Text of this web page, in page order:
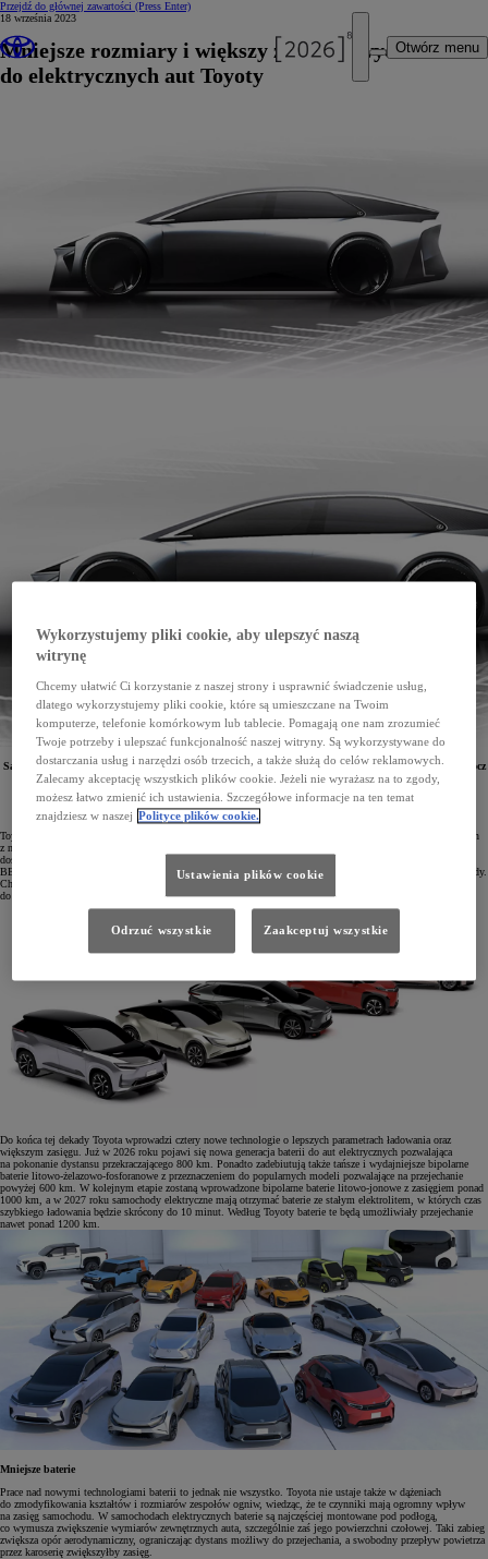
Przejdź do głównej zawartości (Press Enter)
Otwórz menu
18 września 2023
Mniejsze rozmiary i większy zasięg nowych baterii
do elektrycznych aut Toyoty
Samochody hybrydowe i elektryczne Toyoty już w 2026 roku otrzymają nową generację baterii. Oprócz
prac nad zupełnie nowymi typami baterii koncern skupia się także nad ich rozmiarami, które
Toyota zapowiada, że do 2030 roku zamierza wyprodukować 3,5 mln samochodów elektrycznych. Aż 1,7 mln
z nich powstanie w rewolucyjnej fabryce BEV Factory stosującej innowacyjne procesy produkcyjne. Aby
dostępność aut elektrycznych była jak najwyższa, potrzebne są baterie nowej generacji, co potwierdza prezes
BEV Factory Takero Kato: „Będziemy oferować różne technologie baterii, tak jak teraz oferujemy różne napędy.
Chcemy dostosować rodzaj akumulatora trakcyjnego do typu samochodu oraz jego zastosowania, a także
do potrzeb naszych klientów.”
Do końca tej dekady Toyota wprowadzi cztery nowe technologie o lepszych parametrach ładowania oraz
większym zasięgu. Już w 2026 roku pojawi się nowa generacja baterii do aut elektrycznych pozwalająca
na pokonanie dystansu przekraczającego 800 km. Ponadto zadebiutują także tańsze i wydajniejsze bipolarne
baterie litowo-żelazowo-fosforanowe z przeznaczeniem do popularnych modeli pozwalające na przejechanie
powyżej 600 km. W kolejnym etapie zostaną wprowadzone bipolarne baterie litowo-jonowe z zasięgiem ponad
1000 km, a w 2027 roku samochody elektryczne mają otrzymać baterie ze stałym elektrolitem, w których czas
szybkiego ładowania będzie skrócony do 10 minut. Według Toyoty baterie te będą umożliwiały przejechanie
nawet ponad 1200 km.
Mniejsze baterie
Prace nad nowymi technologiami baterii to jednak nie wszystko. Toyota nie ustaje także w dążeniach
do zmodyfikowania kształtów i rozmiarów zespołów ogniw, wiedząc, że te czynniki mają ogromny wpływ
na zasięg samochodu. W samochodach elektrycznych baterie są najczęściej montowane pod podłogą,
co wymusza zwiększenie wymiarów zewnętrznych auta, szczególnie zaś jego powierzchni czołowej. Taki zabieg
zwiększa opór aerodynamiczny, ograniczając dystans możliwy do przejechania, a swobodny przepływ powietrza
przez karoserię zwiększyłby zasięg.
Wykorzystujemy pliki cookie, aby ulepszyć naszą
witrynę
Chcemy ułatwić Ci korzystanie z naszej strony i usprawnić świadczenie usług,
dlatego wykorzystujemy pliki cookie, które są umieszczane na Twoim
komputerze, telefonie komórkowym lub tablecie. Pomagają one nam zrozumieć
Twoje potrzeby i ulepszać funkcjonalność naszej witryny. Są wykorzystywane do
dostarczania usług i narzędzi osób trzecich, a także służą do celów reklamowych.
Zalecamy akceptację wszystkich plików cookie. Jeżeli nie wyrażasz na to zgody,
możesz łatwo zmienić ich ustawienia. Szczegółowe informacje na ten temat
znajdziesz w naszej Polityce plików cookie.
Ustawienia plików cookie
Odrzuć wszystkie Zaakceptuj wszystkie